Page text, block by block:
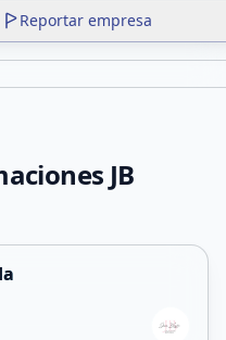
Reportar empresa
JB